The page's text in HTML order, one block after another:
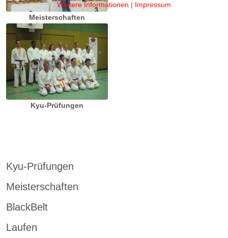
Meisterschaften
Kyu-Prüfungen
Kyu-Prüfungen
Meisterschaften
BlackBelt
Laufen
Weitere Informationen | Impressum